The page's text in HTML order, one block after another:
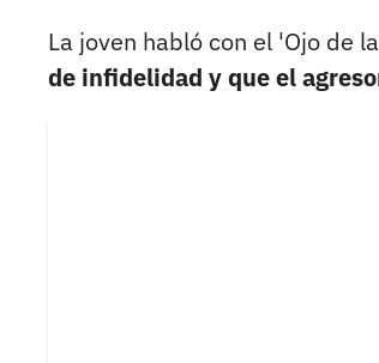
La joven habló con el 'Ojo de
de infidelidad y que el